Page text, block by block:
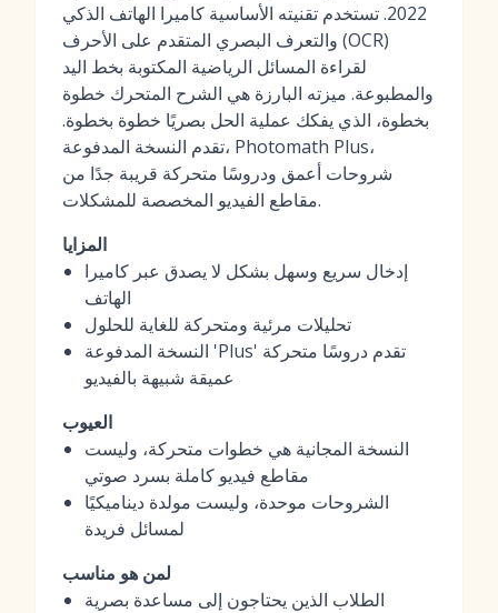
2022. تستخدم تقنيته الأساسية كاميرا الهاتف الذكي
والتعرف البصري المتقدم على الأحرف (OCR)
لقراءة المسائل الرياضية المكتوبة بخط اليد
والمطبوعة. ميزته البارزة هي الشرح المتحرك خطوة
بخطوة، الذي يفكك عملية الحل بصريًا خطوة بخطوة.
تقدم النسخة المدفوعة، Photomath Plus،
شروحات أعمق ودروسًا متحركة قريبة جدًا من
مقاطع الفيديو المخصصة للمشكلات.
المزايا
إدخال سريع وسهل بشكل لا يصدق عبر كاميرا
الهاتف
تحليلات مرئية ومتحركة للغاية للحلول
النسخة المدفوعة 'Plus' تقدم دروسًا متحركة
عميقة شبيهة بالفيديو
العيوب
النسخة المجانية هي خطوات متحركة، وليست
مقاطع فيديو كاملة بسرد صوتي
الشروحات موحدة، وليست مولدة ديناميكيًا
لمسائل فريدة
لمن هو مناسب
الطلاب الذين يحتاجون إلى مساعدة بصرية